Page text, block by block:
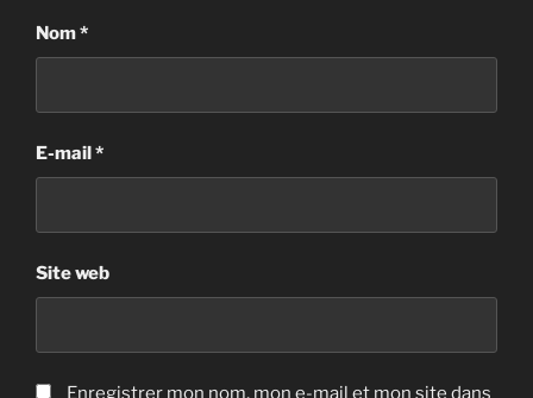
Nom*
E-mail*
Site web
Enregistrer mon nom, mon e-mail et mon site dans